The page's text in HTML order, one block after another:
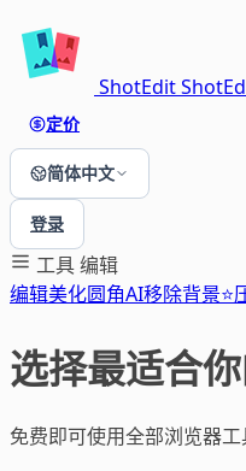
ShotEdit
定价
简体中文
登录
工具编辑
编辑美化圆角AI移除背景⭐
选择最适合
免费即可使用全部浏览器